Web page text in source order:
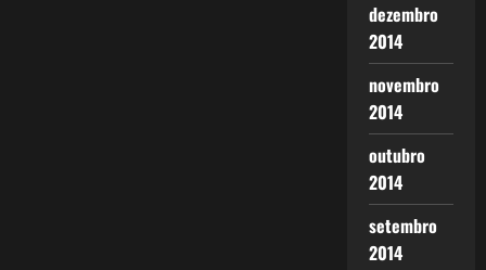
dezembro
2014
novembro
2014
outubro
2014
setembro
2014